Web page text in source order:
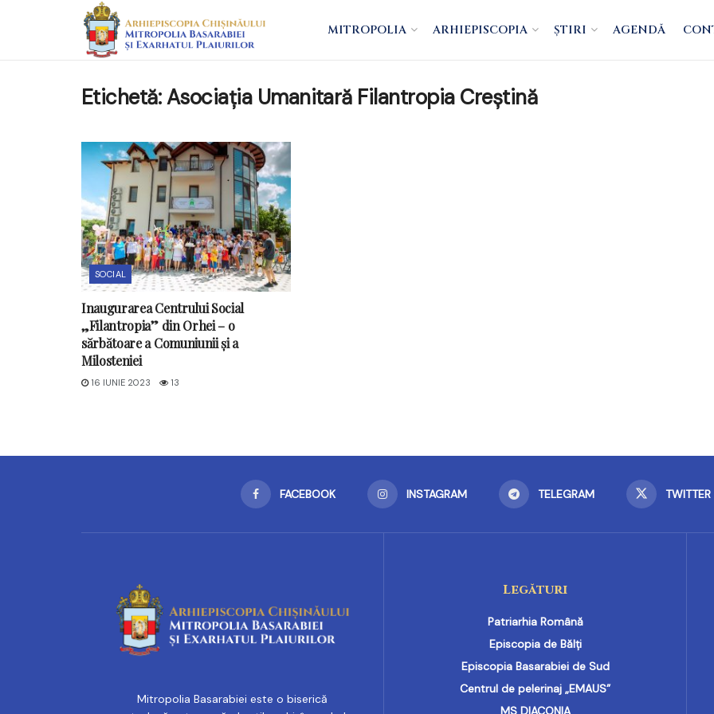
MITROPOLIA ARHIEPISCOPIA ȘTIRI AGENDĂ
Etichetă:Asociaţia Umanitară Filantropia Creștină
SOCIAL
Inaugurarea Centrului Social
„Filantropia” din Orhei – o
sărbătoare a Comuniunii și a
Milosteniei
16 IUNIE 2023 13
FACEBOOK INSTAGRAM TELEGRAM TWITTER
Mitropolia Basarabiei este o biserică
Legături
Patriarhia Română
Episcopia de Bălți
Episcopia Basarabiei de Sud
Centrul de pelerinaj „EMAUS”
MS DIACONIA